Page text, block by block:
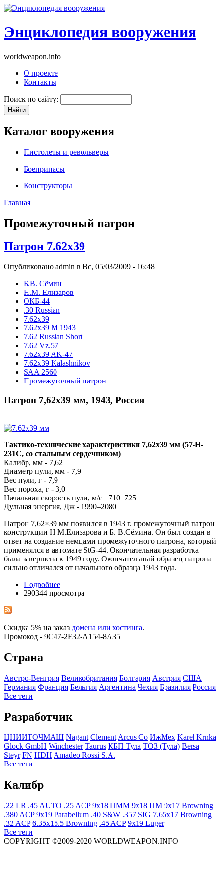
Энциклопедия вооружения
worldweapon.info
О проекте
Контакты
Поиск по сайту:
Каталог вооружения
Пистолеты и револьверы
Боеприпасы
Конструкторы
Главная
Промежуточный патрон
Патрон 7.62х39
Опубликовано admin в Вс, 05/03/2009 - 16:48
Б.В. Сёмин
Н.М. Елизаров
ОКБ-44
.30 Russian
7.62x39
7.62x39 М 1943
7.62 Russian Short
7.62 Vz.57
7.62x39 AK-47
7.62x39 Kalashnikov
SAA 2560
Промежуточный патрон
Патрон 7,62х39 мм, 1943, Россия
Тактико-технические характеристики 7,62х39 мм (57-H-
231C, со стальным сердечником)
Калибр, мм - 7,62
Диаметр пули, мм - 7,9
Вес пули, г - 7,9
Вес пороха, г - 3,0
Начальная скорость пули, м/с - 710–725
Дульная энергия, Дж - 1990–2080
Патрон 7,62×39 мм появился в 1943 г. промежуточный патрон
конструкции Н М.Елизарова и Б. В.Сёмина. Он был создан в
ответ на создание немцами промежуточного патрона, который
применялся в автомате StG-44. Окончательная разработка
была завершена к 1949 году. Окончательный образец патрона
сильно отличался от начального образца 1943 года.
Подробнее
290344 просмотра
Скидка 5% на заказ домена или хостинга.
Промокод - 9C47-2F32-A154-8A35
Страна
Австро-Венгрия Великобритания Болгария Австрия США
Германия Франция Бельгия Аргентина Чехия Бразилия Росcия
Все теги
Разработчик
ЦНИИТОЧМАШ Nagant ClementArcus Co ИжМех Karel Krnka
Glock GmbH Winchester Taurus КБП Тула ТОЗ (Тула) Bersa
Steyr FN HDH Amadeo Rossi S.A.
Все теги
Калибр
.22 LR .45 AUTO .25 ACP 9x18 ПММ 9x18 ПМ 9x17 Browning
.380 ACP 9x19 Parabellum .40 S&W .357 SIG 7.65x17 Browning
.32 ACP 6.35x15.5 Browning .45 ACP 9x19 Luger
Все теги
COPYRIGHT ©2009-2020 WORLDWEAPON.INFO